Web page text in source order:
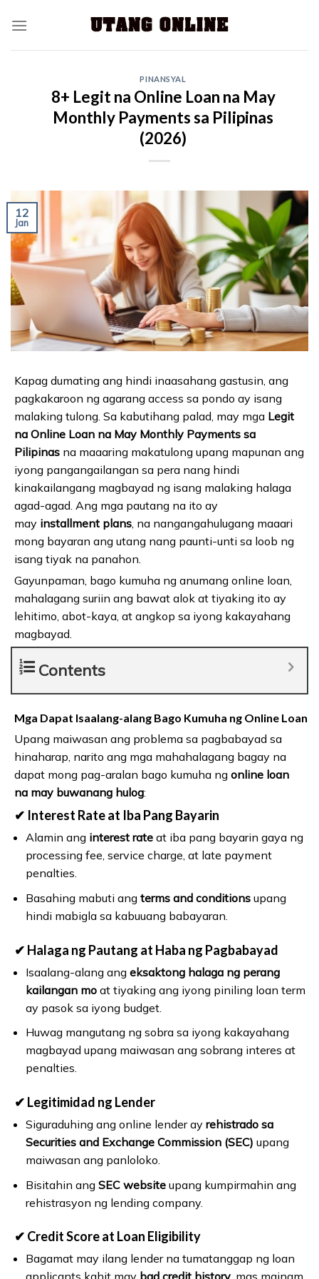
PINANSYAL
8+ Legit na Online Loan na May
Monthly Payments sa Pilipinas
(2026)
12
Jan
Kapag dumating ang hindi inaasahang gastusin, ang
pagkakaroon ng agarang access sa pondo ay isang
malaking tulong. Sa kabutihang palad, may mga Legit
na Online Loan na May Monthly Payments sa
Pilipinas na maaaring makatulong upang mapunan ang
iyong pangangailangan sa pera nang hindi
kinakailangang magbayad ng isang malaking halaga
agad-agad. Ang mga pautang na ito ay
may installment plans, na nangangahulugang maaari
mong bayaran ang utang nang paunti-unti sa loob ng
isang tiyak na panahon.
Gayunpaman, bago kumuha ng anumang online loan,
mahalagang suriin ang bawat alok at tiyaking ito ay
lehitimo, abot-kaya, at angkop sa iyong kakayahang
magbayad.
Contents
Mga Dapat Isaalang-alang Bago Kumuha ng Online Loan
Upang maiwasan ang problema sa pagbabayad sa
hinaharap, narito ang mga mahahalagang bagay na
dapat mong pag-aralan bago kumuha ng online loan
na may buwanang hulog:
✔ Interest Rate at Iba Pang Bayarin
Alamin ang interest rateat iba pang bayarin gaya ng
processing fee, service charge, at late payment
penalties.
Basahing mabuti ang terms and conditionsupang
hindi mabigla sa kabuuang babayaran.
✔ Halaga ng Pautang at Haba ng Pagbabayad
Isaalang-alang ang eksaktong halaga ng perang
kailangan moat tiyaking ang iyong piniling loan term
ay pasok sa iyong budget.
Huwag mangutang ng sobra sa iyong kakayahang
magbayad upang maiwasan ang sobrang interes at
penalties.
✔ Legitimidad ng Lender
Siguraduhing ang online lender ay rehistrado sa
Securities and Exchange Commission (SEC) upang
maiwasan ang panloloko.
Bisitahin ang SEC websiteupang kumpirmahin ang
rehistrasyon ng lending company.
✔ Credit Score at Loan Eligibility
Bagamat may ilang lender na tumatanggap ng loan